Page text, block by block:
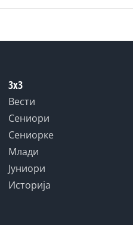
3x3
Вести
Сениори
Сениорке
Млади
Јуниори
Историја